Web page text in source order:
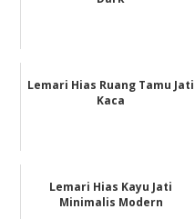
Lemari Hias Ruang Tamu Jati
Kaca
Lemari Hias Kayu Jati
Minimalis Modern